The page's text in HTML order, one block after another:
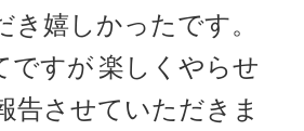
嬉しかったです。
ですが楽しくやらせ
告させていただきま